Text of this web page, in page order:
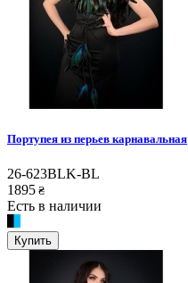
Портупея из перьев карнавальная
26-623BLK-BL
1895 ₴
Есть в наличии
Купить